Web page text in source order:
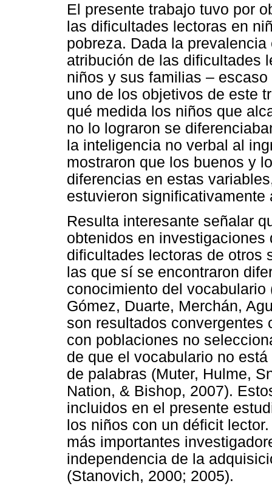
El presente trabajo tuvo por
las dificultades lectoras en
pobreza. Dada la
atribución de las dificultades
niños y sus familias –
uno de los objetivos de este
qué medida los niños que
no lo lograron se
la inteligencia no verbal al
mostraron que los buenos y
diferencias en estas
estuvieron
Resulta interesante señalar
obtenidos en
dificultades lectoras de otros
las que sí se encontraron
conocimiento del
Gómez, Duarte, Merchán,
son resultados
con poblaciones no
de que el vocabulario no
de palabras (Muter, Hulme,
Nation, & Bishop, 2007).
incluidos en el presente
los niños con un déficit
más importantes
independencia de la
(Stanovich, 2000; 2005).